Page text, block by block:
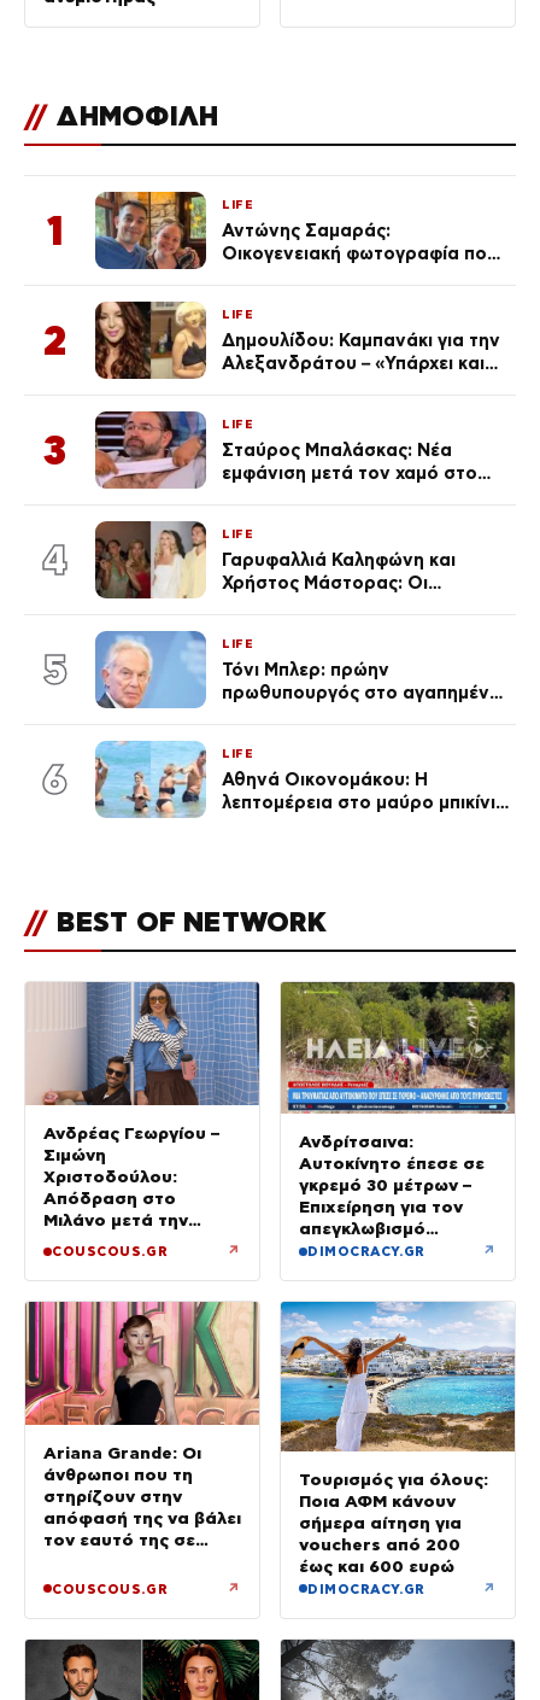
// ΔΗΜΟΦΙΛΗ
1
LIFE
Αντώνης Σαμαράς:
Οικογενειακή φωτογραφία που
Λένας
2
LIFE
Δημουλίδου: Καμπανάκι για την
Αλεξανδράτου – «Υπάρχει και
3
LIFE
Σταύρος Μπαλάσκας: Νέα
εμφάνιση μετά τον χαμό στο
4
LIFE
Γαρυφαλλιά Καληφώνη και
Χρήστος Μάστορας: Οι
απαρατήρητη
5
LIFE
Τόνι Μπλερ: πρώην
πρωθυπουργός στο αγαπημένο
6
LIFE
Αθηνά Οικονομάκου: Η
λεπτομέρεια στο μαύρο μπικίνι
// BEST OF NETWORK
Ανδρέας Γεωργίου –
Σιμώνη
Χριστοδούλου:
Απόδραση στο
Μιλάνο μετά την
COUSCOUS.GR ↗
Ανδρίτσαινα:
Αυτοκίνητο έπεσε σε
γκρεμό 30 μέτρων –
Επιχείρηση για τον
απεγκλωβισμό
32χρονης
DIMOCRACY.GR ↗
Ariana Grande: Οι
άνθρωποι που τη
στηρίζουν στην
απόφασή της να βάλει
τον εαυτό της σε
COUSCOUS.GR ↗
Τουρισμός για όλους:
Ποια ΑΦΜ κάνουν
σήμερα αίτηση για
vouchers από 200
έως και 600 ευρώ
DIMOCRACY.GR ↗